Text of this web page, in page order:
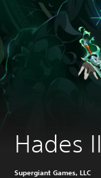
Hades II
Supergiant Games, LLC